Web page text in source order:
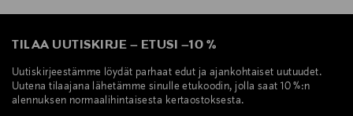
TILAA UUTISKIRJE – ETUSI –10 %
Uutiskirjeestämme löydät parhaat edut ja ajankohtaiset uutuudet.
Uutena tilaajana lähetämme sinulle etukoodin, jolla saat 10 %:n
alennuksen normaalihintaisesta kertaostoksesta.